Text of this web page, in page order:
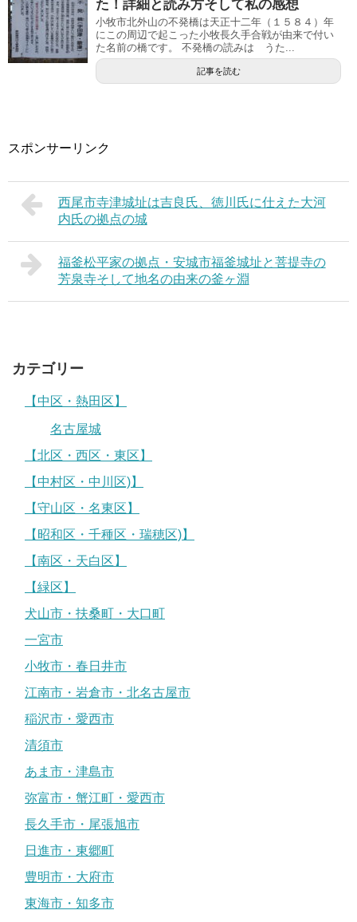
た！詳細と読み方そして私の感想
小牧市北外山の不発橋は天正十二年（１５８４）年
にこの周辺で起こった小牧長久手合戦が由来で付い
た名前の橋です。 不発橋の読みは うた...
記事を読む
スポンサーリンク
西尾市寺津城址は吉良氏、徳川氏に仕えた大河
内氏の拠点の城
福釜松平家の拠点・安城市福釜城址と菩提寺の
芳泉寺そして地名の由来の釜ヶ淵
カテゴリー
【中区・熱田区】
名古屋城
【北区・西区・東区】
【中村区・中川区)】
【守山区・名東区】
【昭和区・千種区・瑞穂区)】
【南区・天白区】
【緑区】
犬山市・扶桑町・大口町
一宮市
小牧市・春日井市
江南市・岩倉市・北名古屋市
稲沢市・愛西市
清須市
あま市・津島市
弥富市・蟹江町・愛西市
長久手市・尾張旭市
日進市・東郷町
豊明市・大府市
東海市・知多市